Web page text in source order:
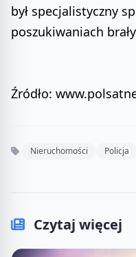
był specjalistyczny
poszukiwaniach
Źródło:
Nieruchomości Policja
Czytaj więcej